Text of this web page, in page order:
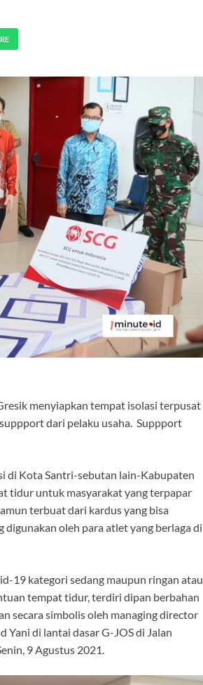
menyiapkan tempat isolasi terpusat
dari pelaku usaha. Suppport
di Kota Santri-sebutan lain-Kabupaten
tidur untuk masyarakat yang terpapar
terbuat dari kardus yang bisa
oleh para atlet yang berlaga di
19 kategori sedang maupun ringan atau
tempat tidur, terdiri dipan berbahan
secara simbolis oleh managing director
Yani di lantai dasar G-JOS di Jalan
9 Agustus 2021.